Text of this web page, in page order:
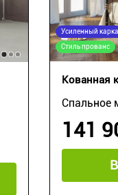
Усиленный
Стиль прованс
Кованная
Спальное
141